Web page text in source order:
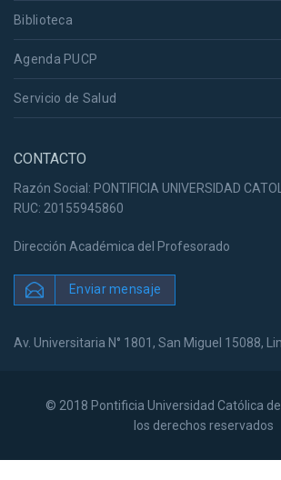
Biblioteca
Agenda PUCP
Servicio de Salud
CONTACTO
Razón Social: PONTIFICIA UNIVERSIDAD
RUC: 20155945860
Dirección Académica del Profesorado
Enviar mensaje
Av. Universitaria N° 1801, San Miguel 15088,
© 2018 Pontificia Universidad Católica
los derechos reservados